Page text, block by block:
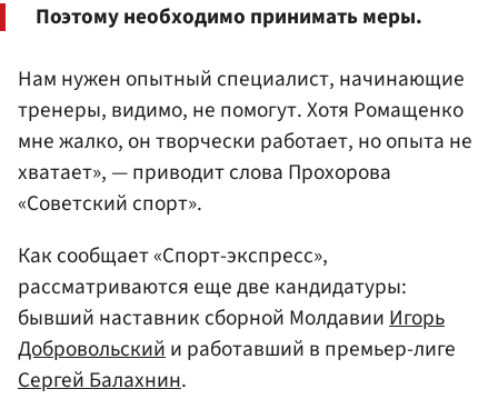
Поэтому необходимо принимать меры.
Нам нужен опытный специалист, начинающие
тренеры, видимо, не помогут. Хотя Ромащенко
мне жалко, он творчески работает, но опыта не
хватает», — приводит слова Прохорова
«Советский cпорт».
Как сообщает «Спорт-экспресс»,
рассматриваются еще две кандидатуры:
бывший наставник сборной МолдавииИгорь
Добровольскийи работавший в премьер-лиге
Сергей Балахнин.